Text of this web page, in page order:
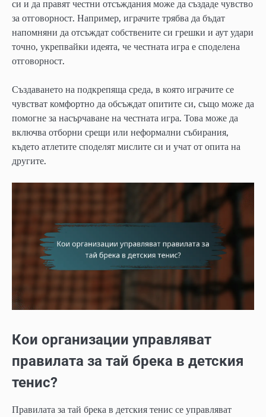
си и да правят честни отсъждания може да създаде чувство
за отговорност. Например, играчите трябва да бъдат
напомняни да отсъждат собствените си грешки и аут удари
точно, укрепвайки идеята, че честната игра е споделена
отговорност.
Създаването на подкрепяща среда, в която играчите се
чувстват комфортно да обсъждат опитите си, също може да
помогне за насърчаване на честната игра. Това може да
включва отборни срещи или неформални събирания,
където атлетите споделят мислите си и учат от опита на
другите.
Кои организации управляват
правилата за тай брека в детския
тенис?
Правилата за тай брека в детския тенис се управляват